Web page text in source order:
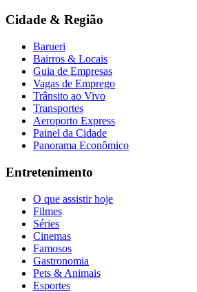
Cidade & Região
Barueri
Bairros & Locais
Guia de Empresas
Vagas de Emprego
Trânsito ao Vivo
Transportes
Aeroporto Express
Painel da Cidade
Panorama Econômico
Entretenimento
O que assistir hoje
Filmes
Séries
Cinemas
Famosos
Gastronomia
Pets & Animais
Esportes